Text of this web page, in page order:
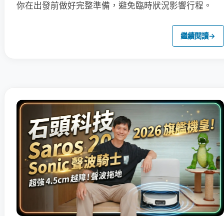
你在出發前做好完整準備，避免臨時狀況影響行程。
繼續閱讀→